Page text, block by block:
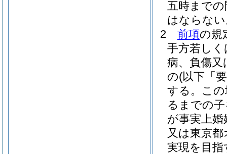
五時までの
はならな
2
前項の規
手方若し
病、負傷
の(以下「
する。 こ
るまでの
が事実上
又は東京
実現を目指